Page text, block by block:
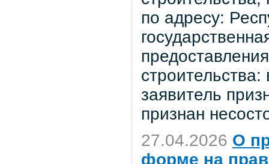
по адресу:
заявитель
признан
27.04.2026 О
форме на